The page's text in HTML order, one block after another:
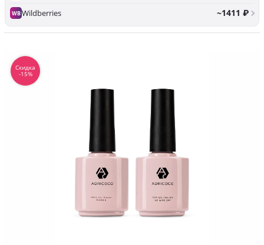
WBWildberries ~1411 ₽
Скидка
-15%